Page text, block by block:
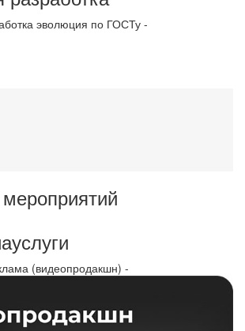
эволюция по ГОСТу -
(видеопродакшн) -